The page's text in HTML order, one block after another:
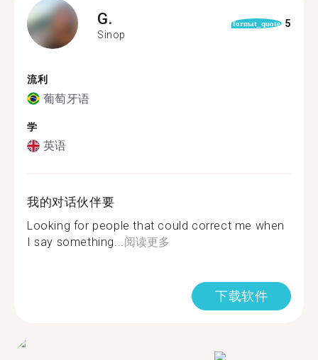
G.
Sinop
format_quote 5
流利
葡萄牙语
学
英语
我的对话伙伴要
Looking for people that could correct me when
I say something...阅读更多
下载软件